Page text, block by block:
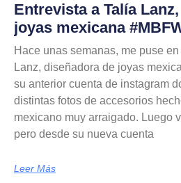
Entrevista a Talía
joyas mexicana
Hace unas semanas, me puse
Lanz, diseñadora de joyas
su anterior cuenta de instagram
distintas fotos de accesorios
mexicano muy arraigado. Luego
pero desde su nueva cuenta
Leer Más